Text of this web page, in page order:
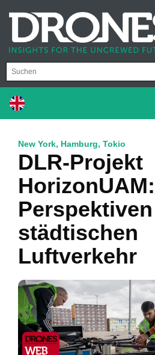
New York, Hamburg, Tokio
DLR-Projekt
HorizonUAM:
städtischen
Luftverkehr